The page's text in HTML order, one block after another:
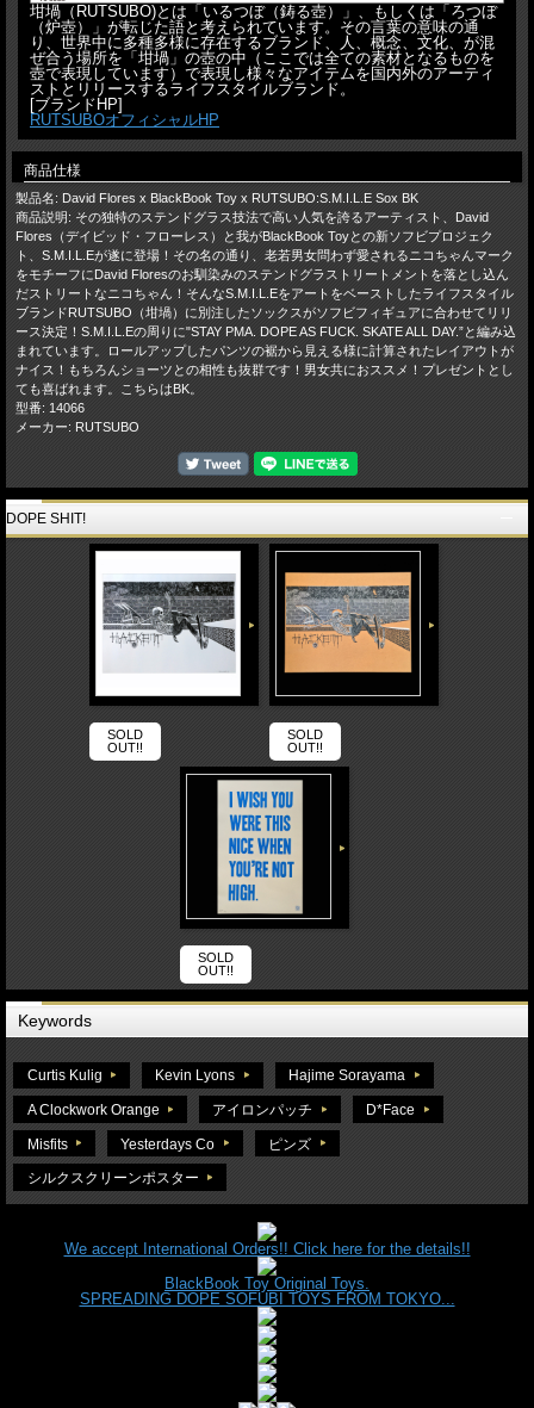
坩堝（RUTSUBO)とは「いるつぼ（鋳る壺）」、もしくは「ろつぼ
（炉壺）」が転じた語と考えられています。その言葉の意味の通
り、世界中に多種多様に存在するブランド、人、概念、文化、が混
ぜ合う場所を「坩堝」の壺の中（ここでは全ての素材となるものを
壺で表現しています）で表現し様々なアイテムを国内外のアーティ
ストとリリースするライフスタイルブランド。
[ブランドHP]
RUTSUBOオフィシャルHP
商品仕様
製品名: David Flores x BlackBook Toy x RUTSUBO:S.M.I.L.E Sox BK
商品説明: その独特のステンドグラス技法で高い人気を誇るアーティスト、David
Flores（デイビッド・フローレス）と我がBlackBook Toyとの新ソフビプロジェク
ト、S.M.I.L.Eが遂に登場！その名の通り、老若男女問わず愛されるニコちゃんマーク
をモチーフにDavid Floresのお馴染みのステンドグラストリートメントを落とし込ん
だストリートなニコちゃん！そんなS.M.I.L.Eをアートをベーストしたライフスタイル
ブランドRUTSUBO（坩堝）に別注したソックスがソフビフィギュアに合わせてリリ
ース決定！S.M.I.L.Eの周りに"STAY PMA. DOPE AS FUCK. SKATE ALL DAY.”と編み込
まれています。ロールアップしたパンツの裾から見える様に計算されたレイアウトが
ナイス！もちろんショーツとの相性も抜群です！男女共におススメ！プレゼントとし
ても喜ばれます。こちらはBK。
型番: 14066
メーカー: RUTSUBO
DOPE SHIT!
SOLD
OUT!!
SOLD
OUT!!
SOLD
OUT!!
Keywords
Curtis Kulig Kevin Lyons Hajime Sorayama
A Clockwork Orange アイロンパッチ D*Face
Misfits Yesterdays Co ピンズ
シルクスクリーンポスター
We accept International Orders!! Click here for the details!!
BlackBook Toy Original Toys.
SPREADING DOPE SOFUBI TOYS FROM TOKYO...